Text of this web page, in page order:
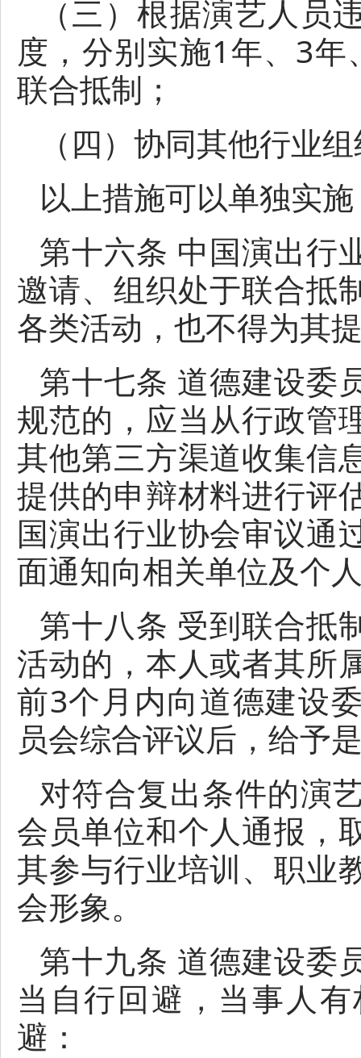
（三）根据演艺人员
度，分别实施1年、3
联合抵制；
（四）协同其他行业
以上措施可以单独实
第十六条 中国演出行
邀请、组织处于联合抵
各类活动，也不得为其
第十七条 道德建设委
规范的，应当从行政管
其他第三方渠道收集信
提供的申辩材料进行评
国演出行业协会审议通
面通知向相关单位及个
第十八条 受到联合抵
活动的，本人或者其所
前3个月内向道德建设
员会综合评议后，给予
对符合复出条件的演
会员单位和个人通报，
其参与行业培训、职业
会形象。
第十九条 道德建设委
当自行回避，当事人
避：